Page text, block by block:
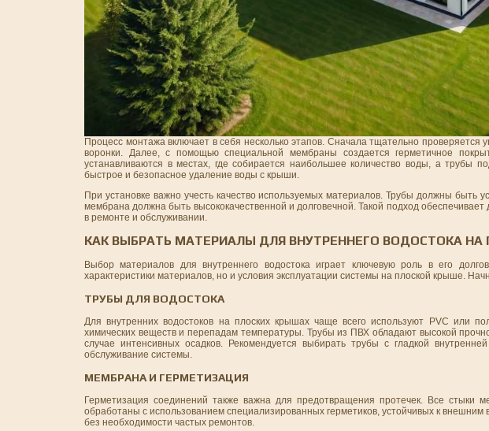
Процесс монтажа включает в себя несколько этапов. Сначала тщательно
воронки. Далее, с помощью специальной мембраны создается герметичное
устанавливаются в местах, где собирается наибольшее количество воды, а трубы
быстрое и безопасное удаление воды с крыши.
При установке важно учесть качество используемых материалов. Трубы должны
мембрана должна быть высококачественной и долговечной. Такой подход
в ремонте и обслуживании.
КАК ВЫБРАТЬ МАТЕРИАЛЫ ДЛЯ ВНУТРЕННЕГО ВОДОСТОКА
Выбор материалов для внутреннего водостока играет ключевую роль в его
характеристики материалов, но и условия эксплуатации системы на плоской крыше.
ТРУБЫ ДЛЯ ВОДОСТОКА
Для внутренних водостоков на плоских крышах чаще всего используют PVC или
химических веществ и перепадам температуры. Трубы из ПВХ обладают высокой
случае интенсивных осадков. Рекомендуется выбирать трубы с гладкой
обслуживание системы.
МЕМБРАНА И ГЕРМЕТИЗАЦИЯ
Герметизация соединений также важна для предотвращения протечек. Все
обработаны с использованием специализированных герметиков, устойчивых к
без необходимости частых ремонтов.